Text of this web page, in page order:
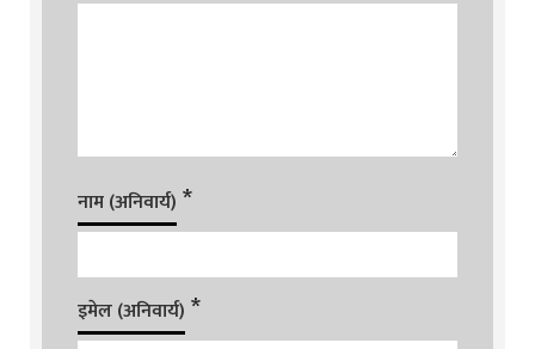
नाम (अनिवार्य) *
इमेल (अनिवार्य) *